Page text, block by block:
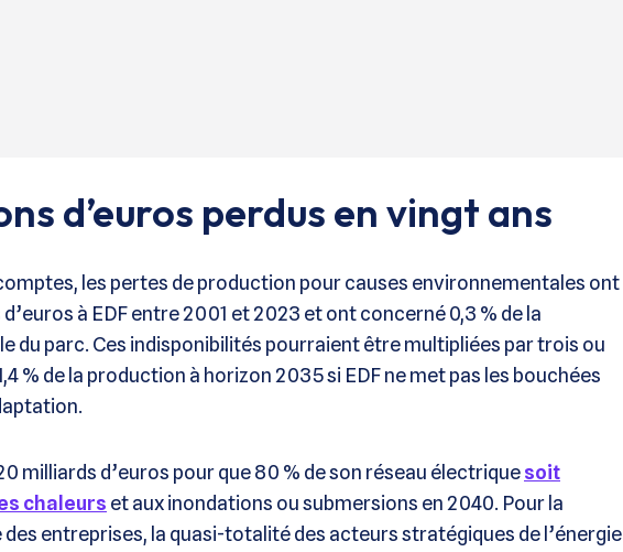
d’euros perdus en vingt ans
les pertes de production pour causes environnementales ont
à EDF entre 2001 et 2023 et ont concerné 0,3 % de la
du parc. Ces indisponibilités pourraient être multipliées par trois ou
% de la production à horizon 2035 si EDF ne met pas les bouchées
milliards d’euros pour que 80 % de son réseau électriquesoit
chaleurs et aux inondations ou submersions en 2040. Pour la
entreprises, la quasi-totalité des acteurs stratégiques de l’énergie